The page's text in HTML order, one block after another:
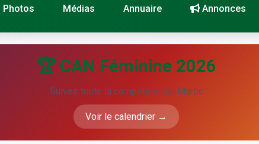
Photos Médias Annuaire Annonces
🏆 CAN Féminine 2026
Suivez toute la compétition au Maroc
Voir le calendrier →